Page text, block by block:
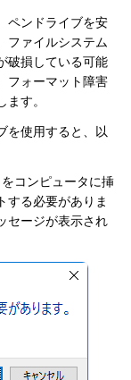
ペンドライブを安
ファイルシステム
破損している可能
フォーマット障害
す。
を使用すると、以
コンピュータに挿
する必要がありま
セージが表示され